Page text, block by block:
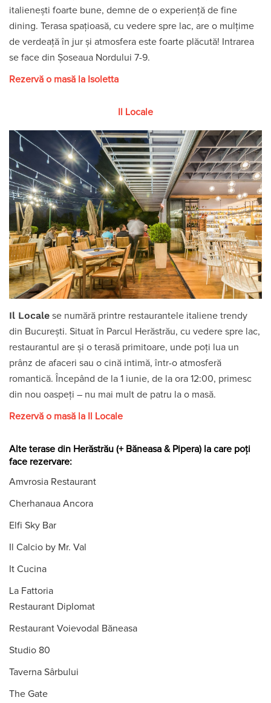
italienești foarte bune, demne de o experiență de fine
dining. Terasa spațioasă, cu vedere spre lac, are o mulțime
de verdeață în jur și atmosfera este foarte plăcută! Intrarea
se face din Șoseaua Nordului 7-9.
Rezervă o masă la Isoletta
Il Locale
Il Locale se numără printre restaurantele italiene trendy
din București. Situat în Parcul Herăstrău, cu vedere spre lac,
restaurantul are şi o terasă primitoare, unde poți lua un
prânz de afaceri sau o cină intimă, într-o atmosferă
romantică. Începând de la 1 iunie, de la ora 12:00, primesc
din nou oaspeți – nu mai mult de patru la o masă.
Rezervă o masă la Il Locale
Alte terase din Herăstrău (+ Băneasa & Pipera) la care poți
face rezervare:
Amvrosia Restaurant
Cherhanaua Ancora
Elfi Sky Bar
Il Calcio by Mr. Val
It Cucina
La Fattoria
Restaurant Diplomat
Restaurant Voievodal Băneasa
Studio 80
Taverna Sârbului
The Gate